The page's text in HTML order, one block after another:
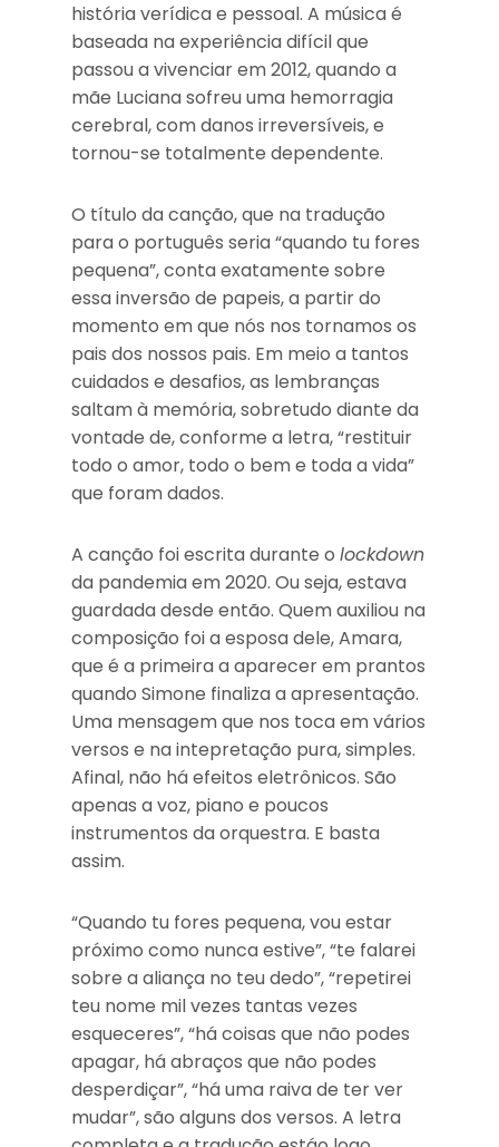
história verídica e pessoal. A música é
baseada na experiência difícil que
passou a vivenciar em 2012, quando a
mãe Luciana sofreu uma hemorragia
cerebral, com danos irreversíveis, e
tornou-se totalmente dependente.
O título da canção, que na tradução
para o português seria “quando tu fores
pequena”, conta exatamente sobre
essa inversão de papeis, a partir do
momento em que nós nos tornamos os
pais dos nossos pais. Em meio a tantos
cuidados e desafios, as lembranças
saltam à memória, sobretudo diante da
vontade de, conforme a letra, “restituir
todo o amor, todo o bem e toda a vida”
que foram dados.
A canção foi escrita durante o lockdown
da pandemia em 2020. Ou seja, estava
guardada desde então. Quem auxiliou na
composição foi a esposa dele, Amara,
que é a primeira a aparecer em prantos
quando Simone finaliza a apresentação.
Uma mensagem que nos toca em vários
versos e na intepretação pura, simples.
Afinal, não há efeitos eletrônicos. São
apenas a voz, piano e poucos
instrumentos da orquestra. E basta
assim.
“Quando tu fores pequena, vou estar
próximo como nunca estive”, “te falarei
sobre a aliança no teu dedo”, “repetirei
teu nome mil vezes tantas vezes
esqueceres”, “há coisas que não podes
apagar, há abraços que não podes
desperdiçar”, “há uma raiva de ter ver
mudar”, são alguns dos versos. A letra